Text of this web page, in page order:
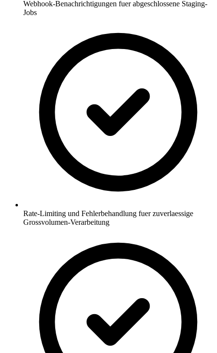
Webhook-Benachrichtigungen fuer abgeschlossene Staging-
Jobs
Rate-Limiting und Fehlerbehandlung fuer zuverlaessige
Grossvolumen-Verarbeitung